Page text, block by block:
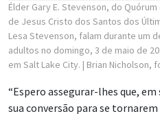
Élder Gary E. Stevenson, do
de Jesus Cristo dos Santos dos
Lesa Stevenson, falam durante um
adultos no domingo, 3 de maio de
em Salt Lake City. | Brian Nicholson,
“Espero assegurar-lhes que,
sua conversão para se